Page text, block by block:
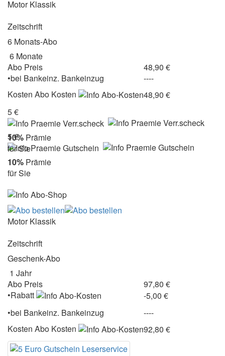
Motor Klassik
Zeitschrift
6 Monats-Abo
6 Monate
Abo Preis
48,90 €
•bei Bankeinz. Bankeinzug
----
Kosten Abo Kosten
48,90 €
5 €
10% Prämie
für Sie
5 €
10% Prämie
für Sie
Motor Klassik
Zeitschrift
Geschenk-Abo
1 Jahr
Abo Preis
97,80 €
•Rabatt
-5,00 €
•bei Bankeinz. Bankeinzug
----
Kosten Abo Kosten 92,80 €